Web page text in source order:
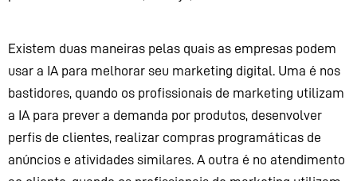
Existem duas maneiras pelas quais as empresas podem
usar a IA para melhorar seu marketing digital. Uma é nos
bastidores, quando os profissionais de marketing utilizam
a IA para prever a demanda por produtos, desenvolver
perfis de clientes, realizar compras programáticas de
anúncios e atividades similares. A outra é no atendimento